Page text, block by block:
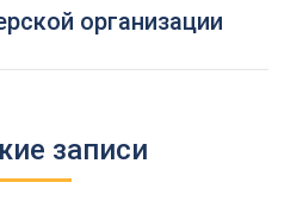
Следующая
запись:
организации
записи